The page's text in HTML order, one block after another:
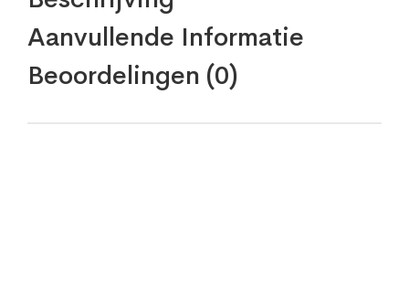
Aanvullende Informatie
Beoordelingen (0)